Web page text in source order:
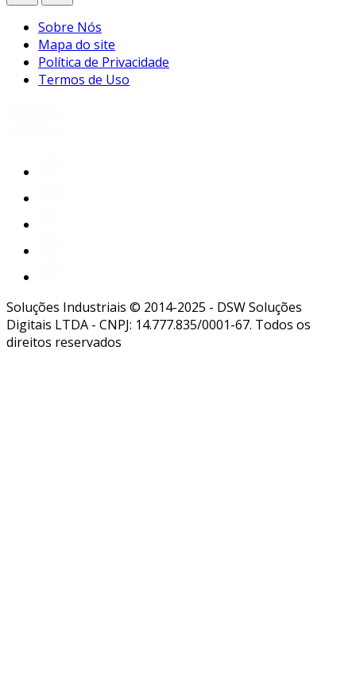
Sobre Nós
Mapa do site
Política de Privacidade
Termos de Uso
Soluções Industriais © 2014-2025 - DSW Soluções
Digitais LTDA - CNPJ: 14.777.835/0001-67. Todos os
direitos reservados